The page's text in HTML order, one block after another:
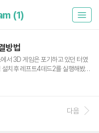
(1)
방법
서 3D 게임은 포기하고 있던 터였
치후 레프트4데드2를 실행해봤습
소스(Source) 엔진 기반의 모든
결방법은 2가지입니다.1. 최신 그래
드라이버를 사용합니다. 2014/11/1
다음